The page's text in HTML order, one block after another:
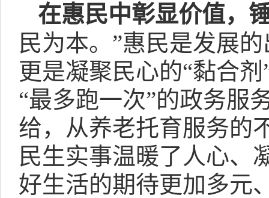
在惠民中彰显价值，
民为本。”惠民是发展
更是凝聚民心的“黏合
“最多跑一次”的政务服
给，从养老托育服务的
民生实事温暖了人心、
好生活的期待更加多元